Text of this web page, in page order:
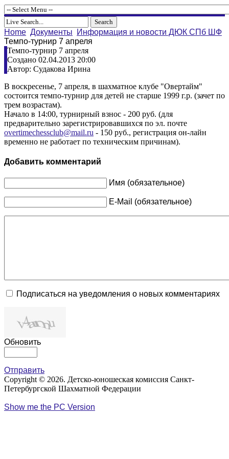
Home Документы
Информация и новости ДЮК СПб ШФ
Темпо-турнир 7 апреля
Темпо-турнир 7 апреля
Создано 02.04.2013 20:00
Автор: Судакова Ирина
В воскресенье, 7 апреля, в шахматное клубе "Овертайм"
состоится темпо-турнир для детей не старше 1999 г.р. (зачет по
трем возрастам).
Начало в 14:00, турнирный взнос - 200 руб. (для
предварительно зарегистрировавшихся по эл. почте
overtimechessclub@mail.ru - 150 руб., регистрация он-лайн
временно не работает по техническим причинам).
Добавить комментарий
Имя (обязательное)
E-Mail (обязательное)
Подписаться на уведомления о новых комментариях
Обновить
Отправить
Copyright © 2026. Детско-юношеская комиссия Санкт-
Петербургской Шахматной Федерации
Show me the PC Version